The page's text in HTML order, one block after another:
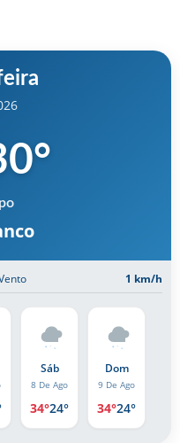
°
1 km/h
Sáb
8 De Ago
34°24°
Dom
9 De Ago
34°24°